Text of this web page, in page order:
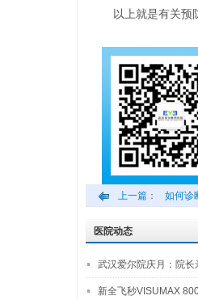
以上就是有关预
上一篇： 如何诊
医院动态
武汉爱尔院庆月：院
新全飞秒VISUMAX